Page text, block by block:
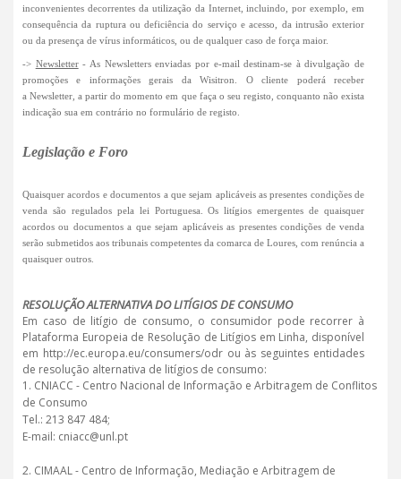
inconvenientes decorrentes da utilização da Internet, incluindo, por exemplo, em
consequência da ruptura ou deficiência do serviço e acesso, da intrusão exterior
ou da presença de vírus informáticos, ou de qualquer caso de força maior.
-> Newsletter- As Newsletters enviadas por e-mail destinam-se à divulgação de
promoções e informações gerais da Wisitron. O cliente poderá receber
a Newsletter, a partir do momento em que faça o seu registo, conquanto não exista
indicação sua em contrário no formulário de registo.
Legislação e Foro
Quaisquer acordos e documentos a que sejam aplicáveis as presentes condições de
venda são regulados pela lei Portuguesa. Os litígios emergentes de quaisquer
acordos ou documentos a que sejam aplicáveis as presentes condições de venda
serão submetidos aos tribunais competentes da comarca de Loures, com renúncia a
quaisquer outros.
RESOLUÇÃO ALTERNATIVA DO LITÍGIOS DE CONSUMO
Em caso de litígio de consumo, o consumidor pode recorrer à
Plataforma Europeia de Resolução de Litígios em Linha, disponível
em http://ec.europa.eu/consumers/odr ou às seguintes entidades
de resolução alternativa de litígios de consumo:
1. CNIACC - Centro Nacional de Informação e Arbitragem de Conflitos
de Consumo
Tel.: 213 847 484;
E-mail: cniacc@unl.pt
2. CIMAAL - Centro de Informação, Mediação e Arbitragem de